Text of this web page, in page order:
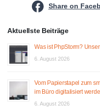
Share on
Aktuellste Beiträge
Was ist PhpStorm?
6. August 2026
Vom Papierstapel zum
im Büro digitalisiert
6. August 2026